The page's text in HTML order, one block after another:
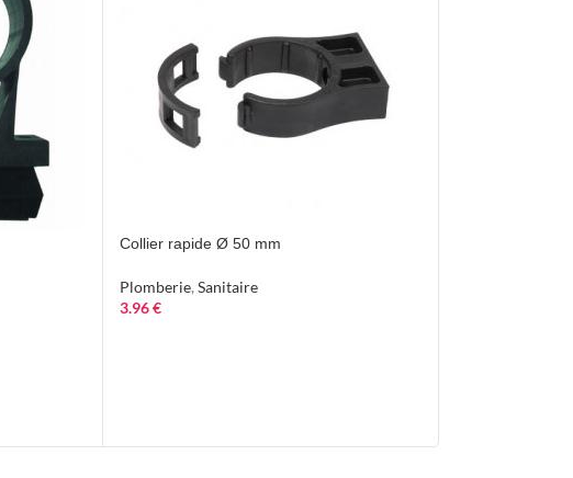
Collier rapide Ø 50 mm
Plomberie, Sanitaire
3.96€